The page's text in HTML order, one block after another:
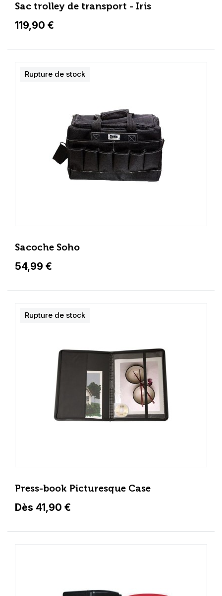
Sac trolley de transport - Iris
119,90 €
Sacoche Soho
54,99 €
Rupture de stock
Press-book Picturesque Case
Dès 41,90 €
Rupture de stock